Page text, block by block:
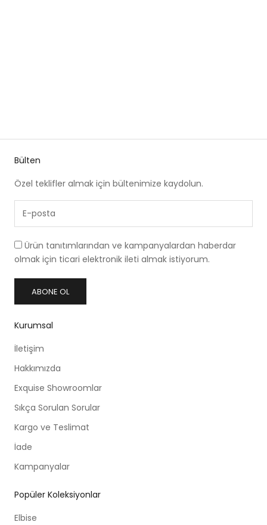
Bülten
Özel teklifler almak için bültenimize kaydolun.
Ürün tanıtımlarından ve kampanyalardan haberdar
olmak için ticari elektronik ileti almak istiyorum.
ABONE OL
Kurumsal
İletişim
Hakkımızda
Exquise Showroomlar
Sıkça Sorulan Sorular
Kargo ve Teslimat
İade
Kampanyalar
Popüler Koleksiyonlar
Elbise